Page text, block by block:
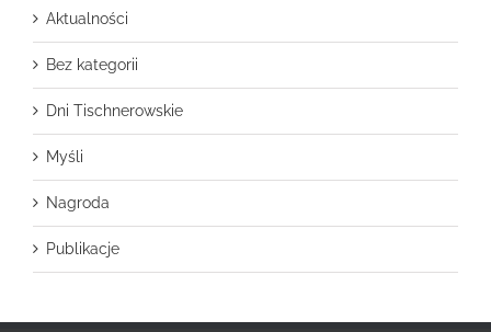
Aktualności
Bez kategorii
Dni Tischnerowskie
Myśli
Nagroda
Publikacje